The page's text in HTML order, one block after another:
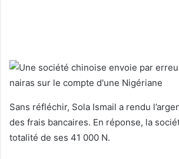
Sans réfléchir, Sola Ismail a rendu
des frais bancaires. En réponse, la
totalité de ses 41 000 N.